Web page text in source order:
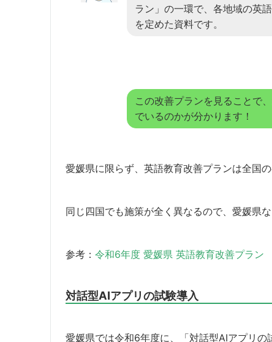
ラン」の一環で、各地域の英
を定めた資料です。
この改善プランを見ることで
でいるのかが分かります！
愛媛県に限らず、英語教育改善プランは全国
同じ四国でも施策が全く異なるので、愛媛県
参考： 令和6年度 愛媛県 英語教育改善プラン
対話型AIアプリの試験導入
愛媛県では令和6年度に、「対話型AIアプリの